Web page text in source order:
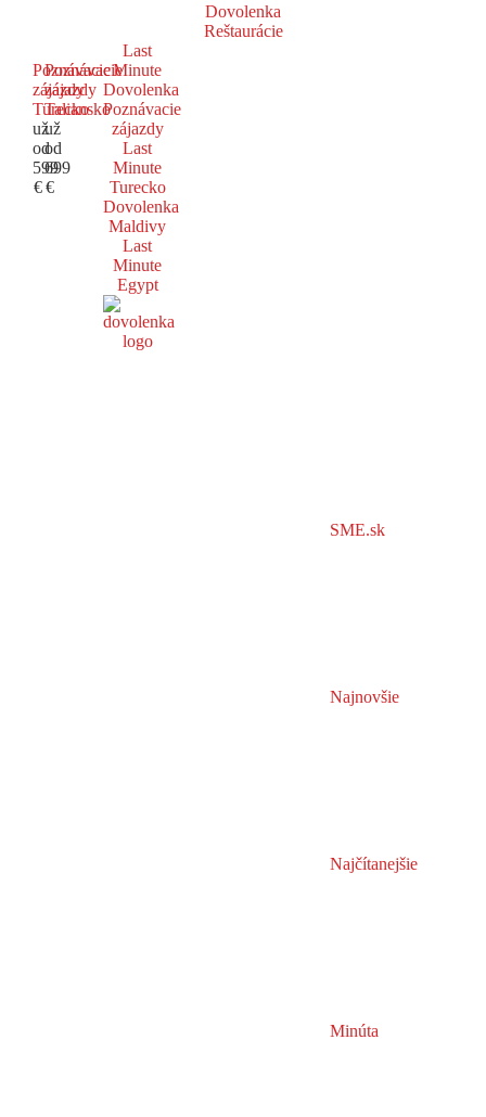
Dovolenka
Reštaurácie
Poznávacie
zájazdy
Turecko
už
od
599
€
Poznávacie
zájazdy
Taliansko
už
od
699
€
Last
Minute
Dovolenka
Poznávacie
zájazdy
Last
Minute
Turecko
Dovolenka
Maldivy
Last
Minute
Egypt
SME.sk
Najnovšie
Najčítanejšie
Minúta